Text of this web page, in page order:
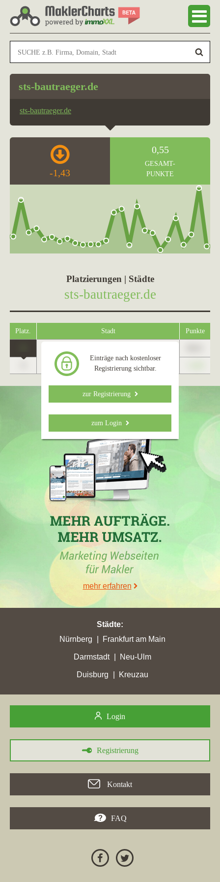
sts-bautraeger.de
sts-bautraeger.de
-1,43
0,55
GESAMT-
PUNKTE
Platzierungen | Städte
sts-bautraeger.de
Platz. Stadt Punkte
Bad Honnef
Einträge nach kostenloser
Registrierung sichtbar.
zur Registrierung
zum Login
mehr erfahren
Städte:
Nürnberg
Frankfurt am Main
Darmstadt Neu-Ulm
Duisburg Kreuzau
Login
Registrierung
Kontakt
FAQ